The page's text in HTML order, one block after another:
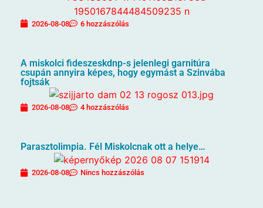
2026-08-08 6 hozzászólás
A miskolci fideszeskdnp-s jelenlegi garnitúra
csupán annyira képes, hogy egymást a Szinvába
fojtsák
2026-08-08 4 hozzászólás
Parasztolimpia. Fél Miskolcnak ott a helye…
2026-08-08 Nincs hozzászólás